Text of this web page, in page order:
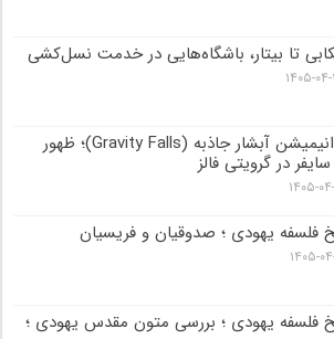
تا بیتار، باشگاه‌هایی در خدمت نسل‌کشی
۰۴-۲۴
نقد انیمیشن آبشار جاذبه (Gravity Falls)؛ ظهور
در گرویتی فالز
۰۴-۲۱
فلسفه یهودی ؛ صدوقیان و فریسیان
۰۴-۱۰
فلسفه یهودی ؛ بررسی متون مقدس یهودی ؛